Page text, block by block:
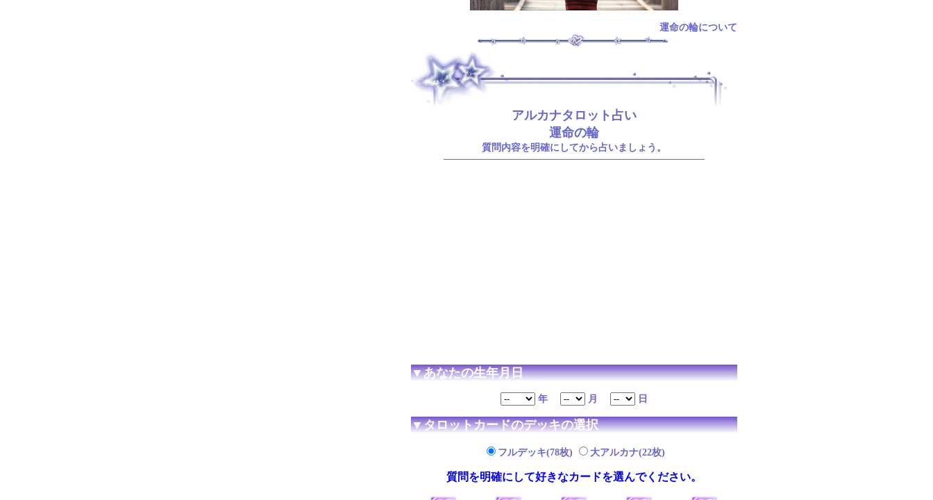
運命の輪について
.
アルカナタロット占い
運命の輪
質問内容を明確にしてから占いましょう。
▼あなたの生年月日
年 月 日
▼タロットカードのデッキの選択
フルデッキ(78枚) 大アルカナ(22枚)
質問を明確にして好きなカードを選んでください。